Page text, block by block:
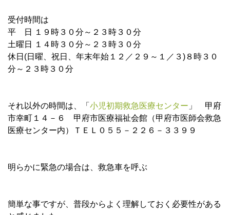
受付時間は
平 日 １９時３０分～２３時３０分
土曜日 １４時３０分～２３時３０分
休日(日曜、祝日、年末年始１２／２９～１／３)８時３０
分～２３時３０分
それ以外の時間は、「 小児初期救急医療センター 」 甲府
市幸町１４－６ 甲府市医療福祉会館（甲府市医師会救急
医療センター内）ＴＥＬ０５５－２２６－３３９９
明らかに緊急の場合は、救急車を呼ぶ
簡単な事ですが、普段からよく理解しておく必要性がある